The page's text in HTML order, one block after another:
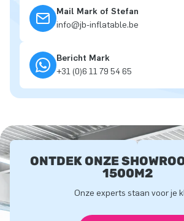
Mail Mark of Stefan
info@jb-inflatable.be
Bericht Mark
+31 (0)6 11 79 54 65
ONTDEK ONZE
1500M2
Onze experts staan voor je